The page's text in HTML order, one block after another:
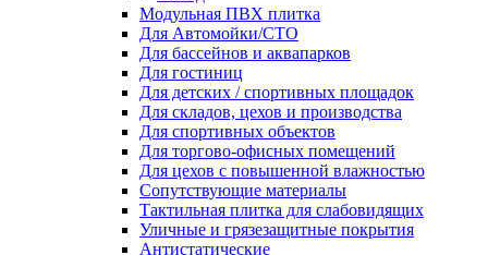
Модульная ПВХ плитка
Для Автомойки/СТО
Для бассейнов и аквапарков
Для гостиниц
Для детских / спортивных площадок
Для складов, цехов и производства
Для спортивных объектов
Для торгово-офисных помещений
Для цехов с повышенной влажностью
Сопутствующие материалы
Тактильная плитка для слабовидящих
Уличные и грязезащитные покрытия
Антистатические